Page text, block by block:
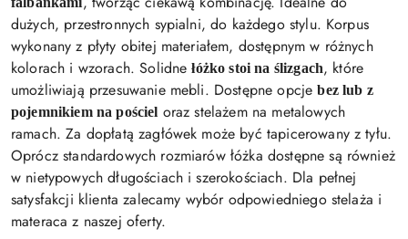
dużych, przestronnych sypialni, do każdego stylu. Korpus
wykonany z płyty obitej materiałem, dostępnym w różnych
kolorach i wzorach. Solidnełóżko stoi na ślizgach, które
umożliwiają przesuwanie mebli. Dostępne opcjebez lub z
pojemnikiem na pościel oraz stelażem na metalowych
ramach. Za dopłatą zagłówek może być tapicerowany z tyłu.
Oprócz standardowych rozmiarów łóżka dostępne są również
w nietypowych długościach i szerokościach. Dla pełnej
satysfakcji klienta zalecamy wybór odpowiedniego stelaża i
materaca z naszej oferty.